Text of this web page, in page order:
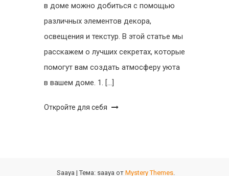
в доме можно добиться с помощью
различных элементов декора,
освещения и текстур. В этой статье мы
расскажем о лучших секретах, которые
помогут вам создать атмосферу уюта
в вашем доме. 1. […]
Откройте для себя
Saaya |Тема: saaya от Mystery Themes.